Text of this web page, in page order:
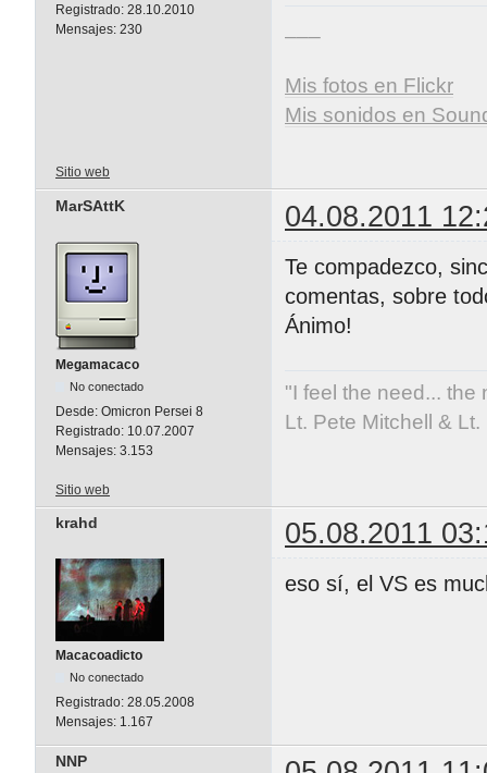
Registrado: 28.10.2010
Mensajes: 230
Mis fotos en Flickr
Mis sonidos en
Sitio web
MarSAttK 04.08.2011
Megamacaco
No conectado
Desde: Omicron Persei 8
Registrado: 10.07.2007
Mensajes: 3.153
Te compadezco,
comentas, sobre
Ánimo!
"I feel the need... the
Lt. Pete Mitchell &
Sitio web
krahd 05.08.2011
Macacoadicto
No conectado
Registrado: 28.05.2008
Mensajes: 1.167
eso sí, el VS es
NNP